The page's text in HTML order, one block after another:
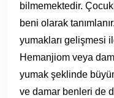
bilmemektedir.
beni olarak
yumakları gelişmesi
Hemanjiom veya
yumak şeklinde
ve damar benleri de